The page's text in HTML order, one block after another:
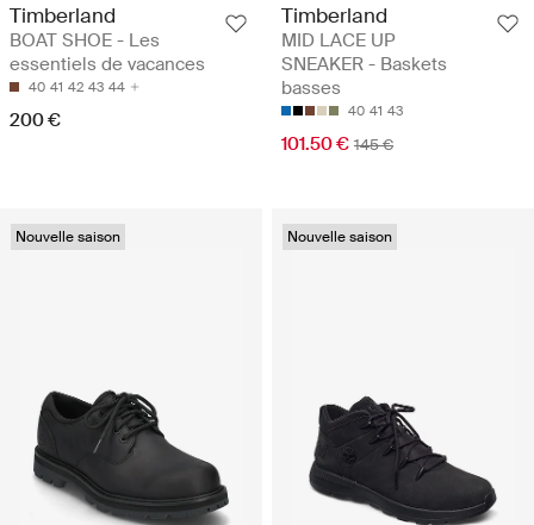
Timberland
BOAT SHOE - Les
essentiels de vacances
40 41 42 43 44
200 €
Timberland
MID LACE UP
SNEAKER - Baskets
basses
40 41 43
101.50 € 145 €
Nouvelle saison Nouvelle saison